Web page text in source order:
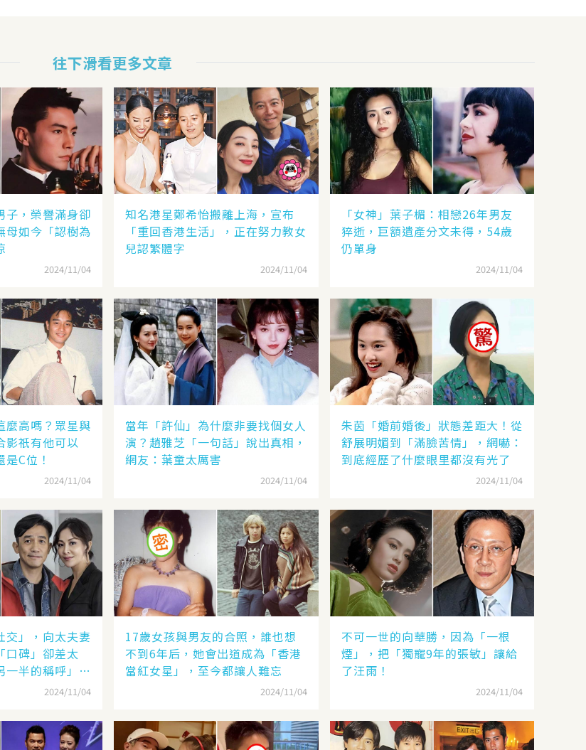
往下滑看更多文章
子，榮譽滿身卻
母如今「認樹為
2024/11/04
知名港星鄭希怡搬離上海，宣布
「重回香港生活」，正在努力教女
兒認繁體字
2024/11/04
「女神」葉子楣：相戀26年男友
猝逝，巨額遺產分文未得，54歲
仍單身
2024/11/04
麼高嗎？眾星與
影祇有他可以
是C位！
2024/11/04
當年「許仙」為什麼非要找個女人
演？趙雅芝「一句話」說出真相，
網友：葉童太厲害
2024/11/04
朱茵「婚前婚後」狀態差距大！從
舒展明媚到「滿臉苦情」，網嚇：
到底經歷了什麼眼里都沒有光了
2024/11/04
交」，向太夫妻
口碑」卻差太
一半的稱呼」就
2024/11/04
17歲女孩與男友的合照，誰也想
不到6年后，她會出道成為「香港
當紅女星」，至今都讓人難忘
2024/11/04
不可一世的向華勝，因為「一根
煙」，把「獨寵9年的張敏」讓給
了汪雨！
2024/11/04